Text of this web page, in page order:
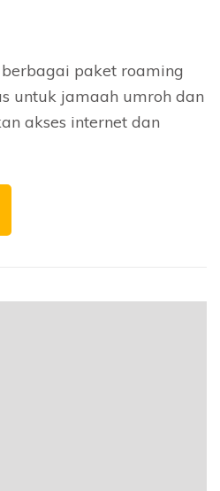
paket roaming
untuk jamaah umroh dan
akses internet dan